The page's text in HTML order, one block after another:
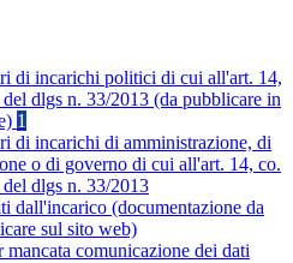
di incarichi politici di cui all'art. 14,
dlgs n. 33/2013 (da pubblicare in
1
di incarichi di amministrazione, di
o di governo di cui all'art. 14, co.
del dlgs n. 33/2013
dall'incarico (documentazione da
sul sito web)
mancata comunicazione dei dati